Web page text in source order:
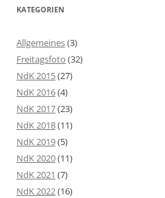
KATEGORIEN
Allgemeines(3)
Freitagsfoto (32)
NdK 2015(27)
NdK 2016(4)
NdK 2017(23)
NdK 2018(11)
NdK 2019(5)
NdK 2020(11)
NdK 2021 (7)
NdK 2022(16)